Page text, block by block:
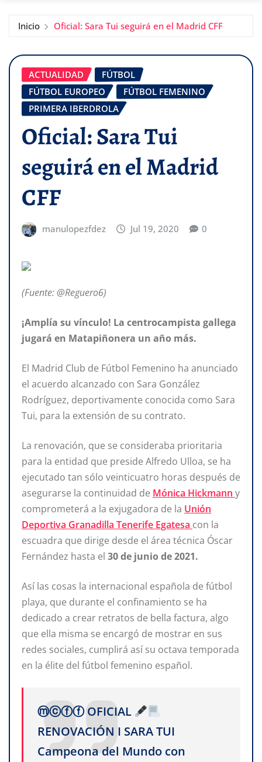
Inicio Oficial: Sara Tui seguirá en el Madrid CFF
ACTUALIDAD
FÚTBOL
FÚTBOL EUROPEO
FÚTBOL FEMENINO
PRIMERA IBERDROLA
Oficial: Sara Tui
seguirá en el Madrid
CFF
manulopezfdez Jul 19, 2020 0
(Fuente: @Reguero6)
¡Amplía su vínculo! La centrocampista gallega
jugará en Matapiñonera un año más.
El Madrid Club de Fútbol Femenino ha anunciado
el acuerdo alcanzado con Sara González
Rodríguez, deportivamente conocida como Sara
Tui, para la extensión de su contrato.
La renovación, que se consideraba prioritaria
para la entidad que preside Alfredo Ulloa, se ha
ejecutado tan sólo veinticuatro horas después de
asegurarse la continuidad de Mónica Hickmann y
comprometerá a la exjugadora de la Unión
Deportiva Granadilla Tenerife Egatesa con la
escuadra que dirige desde el área técnica Óscar
Fernández hasta el 30 de junio de 2021.
Así las cosas la internacional española de fútbol
playa, que durante el confinamiento se ha
dedicado a crear retratos de bella factura, algo
que ella misma se encargó de mostrar en sus
redes sociales, cumplirá así su octava temporada
en la élite del fútbol femenino español.
ⓜⓒⓕⓕ OFICIAL
RENOVACIÓN I SARA TUI
Campeona del Mundo con